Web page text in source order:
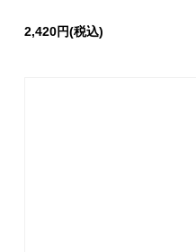
2,420円(税込)